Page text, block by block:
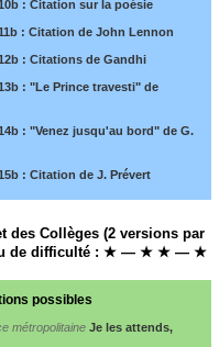
: Citation sur la poésie
: Citation de John Lennon
: Citations de Gandhi
: "Le Prince travesti" de
: "Venez jusqu'au bord" de G.
: Citation de J. Prévert
des Collèges (2 versions par
de difficulté : ★ — ★ ★ — ★
possibles
métropolitaine Je les attends,